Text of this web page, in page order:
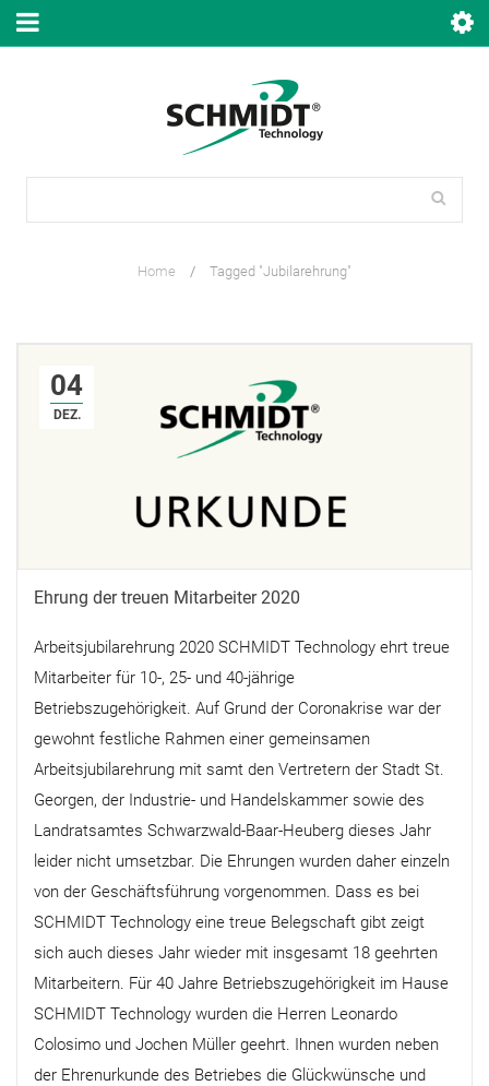
Home / Tagged "Jubilarehrung"
04
DEZ.
Ehrung der treuen Mitarbeiter 2020
Arbeitsjubilarehrung 2020 SCHMIDT Technology ehrt treue
Mitarbeiter für 10-, 25- und 40-jährige
Betriebszugehörigkeit. Auf Grund der Coronakrise war der
gewohnt festliche Rahmen einer gemeinsamen
Arbeitsjubilarehrung mit samt den Vertretern der Stadt St.
Georgen, der Industrie- und Handelskammer sowie des
Landratsamtes Schwarzwald-Baar-Heuberg dieses Jahr
leider nicht umsetzbar. Die Ehrungen wurden daher einzeln
von der Geschäftsführung vorgenommen. Dass es bei
SCHMIDT Technology eine treue Belegschaft gibt zeigt
sich auch dieses Jahr wieder mit insgesamt 18 geehrten
Mitarbeitern. Für 40 Jahre Betriebszugehörigkeit im Hause
SCHMIDT Technology wurden die Herren Leonardo
Colosimo und Jochen Müller geehrt. Ihnen wurden neben
der Ehrenurkunde des Betriebes die Glückwünsche und